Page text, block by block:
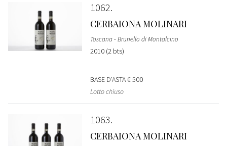
1062
CERBAIONA MOLINARI
Toscana - Brunello di Montalcino
2010 (2 bts)
BASE D'ASTA€ 500
Lotto chiuso
1063
CERBAIONA MOLINARI